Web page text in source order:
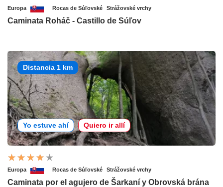
Europa Rocas de Súľovské Strážovské vrchy
Caminata Roháč - Castillo de Súľov
Distancia 1 km
Yo estuve ahí Quiero ir allí
Europa Rocas de Súľovské Strážovské vrchy
Caminata por el agujero de Šarkaní y Obrovská brána